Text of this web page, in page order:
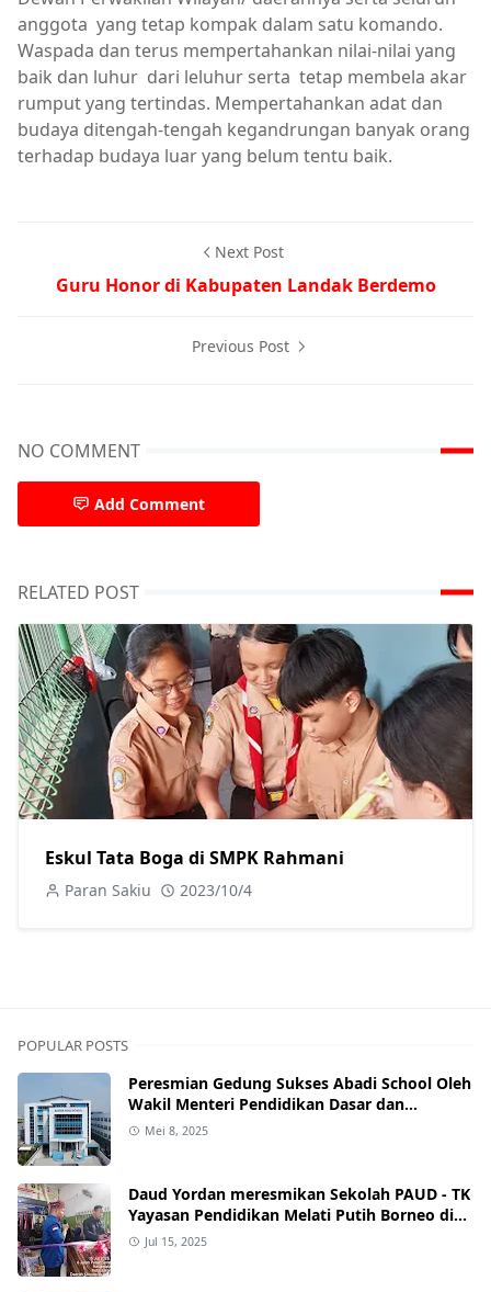
anggota yang tetap kompak dalam satu komando.
Waspada dan terus mempertahankan nilai-nilai yang
baik dan luhur dari leluhur serta tetap membela akar
rumput yang tertindas. Mempertahankan adat dan
budaya ditengah-tengah kegandrungan banyak orang
terhadap budaya luar yang belum tentu baik.
Next Post
Guru Honor di Kabupaten Landak Berdemo
Previous Post
NO COMMENT
Add Comment
RELATED POST
Eskul Tata Boga di SMPK Rahmani
Paran Sakiu 2023/10/4
POPULAR POSTS
Peresmian Gedung Sukses Abadi School Oleh
Wakil Menteri Pendidikan Dasar dan
Menengah RI
Mei 8, 2025
Daud Yordan meresmikan Sekolah PAUD - TK
Yayasan Pendidikan Melati Putih Borneo di
Kawasan Senen.
Jul 15, 2025